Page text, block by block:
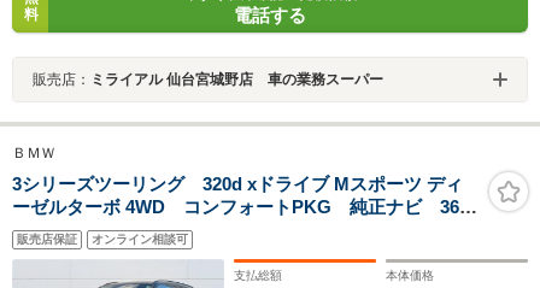
料
電話する
販売店： ミライアル 仙台宮城野店 車の業務スーパー
ＢＭＷ
3シリーズツーリング 320d xドライブ Mスポーツ ディ
ーゼルターボ 4WD コンフォートPKG 純正ナビ 360
度カメラ ETC LEDヘッドライト アダプティブクル
ーズコントロール シートヒーター ドライビングアシ
スト スポーツモード切替 純正18インチAW
販売店保証 オンライン相談可
支払総額 本体価格